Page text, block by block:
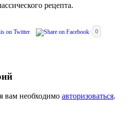
рецепта.
0
вам необходимо авторизоваться.